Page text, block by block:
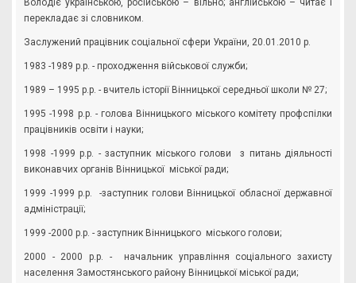
перекладає зі словником.
Заслужений працівник соціальної сфери України, 20.01.2010 р.
1983 -1989 р.р. - проходження військової служби;
1989 – 1995 р.р. - вчитель історії Вінницької середньої школи № 27;
1995 -1998 р.р. - голова Вінницького міського комітету профспілки
працівників освіти і науки;
1998 -1999 р.р. - заступник міського голови з питань діяльності
виконавчих органів Вінницької міської ради;
1999 -1999 р.р. -заступник голови Вінницької обласної державної
адміністрації;
1999 -2000 р.р. - заступник Вінницького міського голови;
2000 - 2000 р.р. - начальник управління соціального захисту
населення Замостянського району Вінницької міської ради;